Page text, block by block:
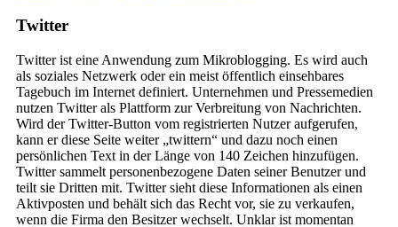
Twitter
Twitter ist eine Anwendung zum Mikroblogging. Es wird auch
als soziales Netzwerk oder ein meist öffentlich einsehbares
Tagebuch im Internet definiert. Unternehmen und Pressemedien
nutzen Twitter als Plattform zur Verbreitung von Nachrichten.
Wird der Twitter-Button vom registrierten Nutzer aufgerufen,
kann er diese Seite weiter „twittern“ und dazu noch einen
persönlichen Text in der Länge von 140 Zeichen hinzufügen.
Twitter sammelt personenbezogene Daten seiner Benutzer und
teilt sie Dritten mit. Twitter sieht diese Informationen als einen
Aktivposten und behält sich das Recht vor, sie zu verkaufen,
wenn die Firma den Besitzer wechselt. Unklar ist momentan